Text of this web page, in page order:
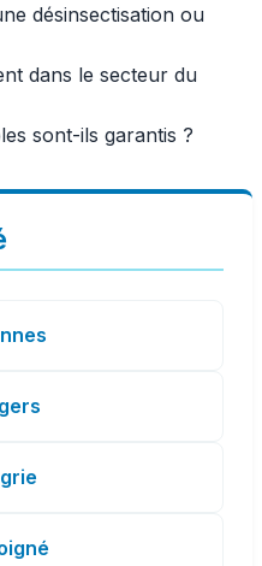
désinsectisation ou
dans le secteur du
sont-ils garantis ?